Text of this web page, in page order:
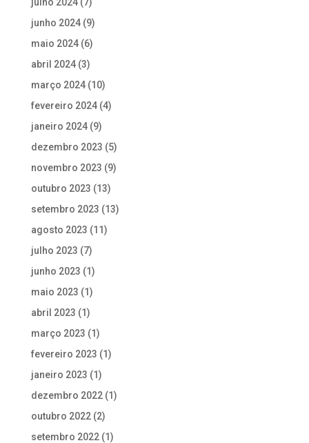
junho 2024(9)
maio 2024(6)
abril 2024(3)
março 2024(10)
fevereiro 2024(4)
janeiro 2024(9)
dezembro 2023 (5)
novembro 2023 (9)
outubro 2023 (13)
setembro 2023 (13)
agosto 2023 (11)
julho 2023 (7)
junho 2023 (1)
maio 2023 (1)
abril 2023 (1)
março 2023 (1)
fevereiro 2023 (1)
janeiro 2023 (1)
dezembro 2022(1)
outubro 2022(2)
setembro 2022(1)